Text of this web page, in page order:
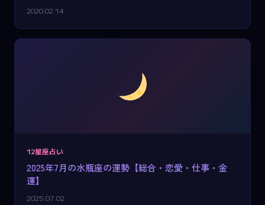
2020.02.14
12星座占い
2025年7月の水瓶座の運勢【総合・恋愛・仕事・金
運】
2025.07.02